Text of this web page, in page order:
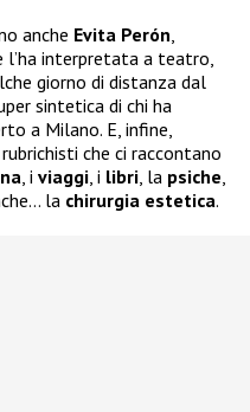
anche Evita Perón
l’ha interpretata a teatro,
giorno di distanza dal
sintetica di chi ha
a Milano. E, infine,
che ci raccontano
, i viaggi , i libri , la psiche
la chirurgia estetica.